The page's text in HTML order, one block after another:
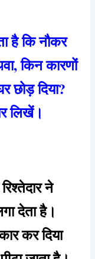
है कि नौकर
किन कारणों
छोड़ दिया?
लिखें।
ने
देता है।
कर दिया